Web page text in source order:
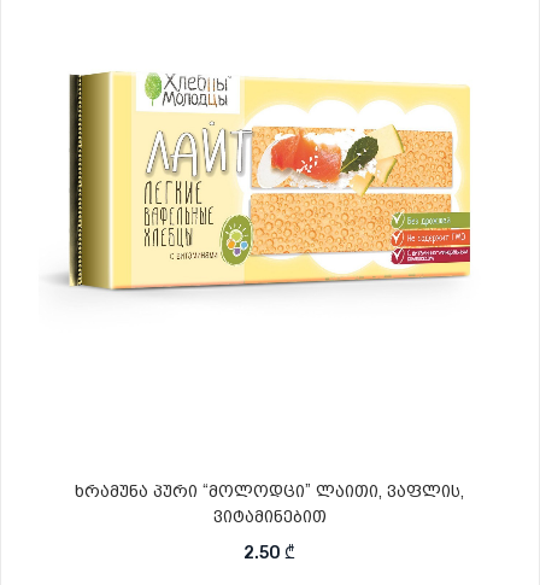
ხრამუნა პური “მოლოდცი” ლაითი, ვაფლის,
ვიტამინებით
2.50 ₾